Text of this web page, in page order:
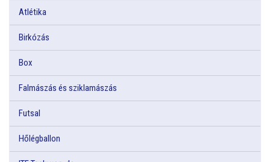
Atlétika
Birkózás
Box
Falmászás és sziklamászás
Futsal
Hőlégballon